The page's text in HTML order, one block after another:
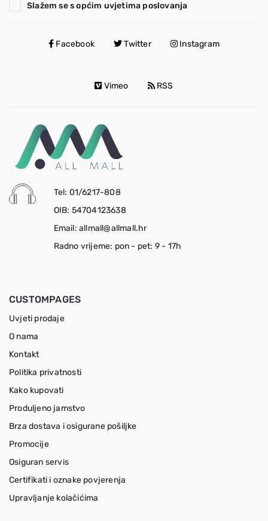
Slažem se s općim uvjetima poslovanja
Facebook Twitter Instagram
Vimeo RSS
Tel: 01/6217-808
OIB: 54704123638
Email: allmall@allmall.hr
Radno vrijeme: pon - pet: 9 - 17h
CUSTOMPAGES
Uvjeti prodaje
O nama
Kontakt
Politika privatnosti
Kako kupovati
Produljeno jamstvo
Brza dostava i osigurane pošiljke
Promocije
Osiguran servis
Certifikati i oznake povjerenja
Upravljanje kolačićima